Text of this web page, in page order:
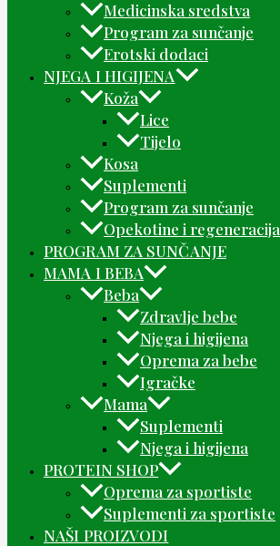
Medicinska sredstva
Program za sunčanje
Erotski dodaci
NJEGA I HIGIJENA
Koža
Lice
Tijelo
Kosa
Suplementi
Program za sunčanje
Opekotine i regeneracija
PROGRAM ZA SUNČANJE
MAMA I BEBA
Beba
Zdravlje bebe
Njega i higijena
Oprema za bebe
Igračke
Mama
Suplementi
Njega i higijena
PROTEIN SHOP
Oprema za sportiste
Suplementi za sportiste
NAŠI PROIZVODI